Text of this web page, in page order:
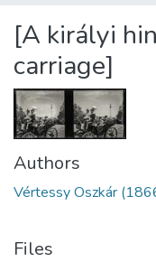
Statistics
About us
[A királyi
carriage]
Authors
Vértessy Oszkár
Files